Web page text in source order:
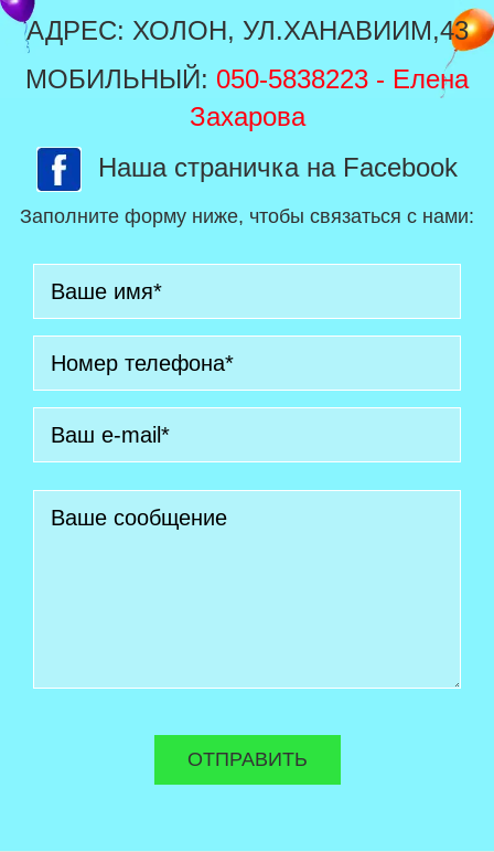
АДРЕС: ХОЛОН, УЛ.ХАНАВИИМ,43
МОБИЛЬНЫЙ: 050-5838223 - Елена
Захарова
Наша страничка на Facebook
Заполните форму ниже, чтобы связаться с нами: